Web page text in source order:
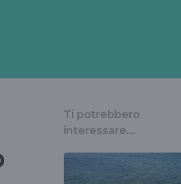
Ti potrebbero
interessare...